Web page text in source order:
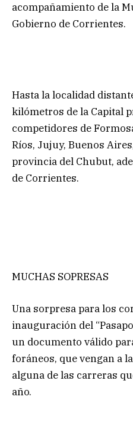
acompañamiento de la
Gobierno de Corrientes.
Hasta la localidad
kilómetros de la Capital
competidores de
Ríos, Jujuy, Buenos
provincia del Chubut,
de Corrientes.
MUCHAS SOPRESAS
Una sorpresa para los
inauguración del
un documento válido
foráneos, que vengan a
alguna de las carreras
año.